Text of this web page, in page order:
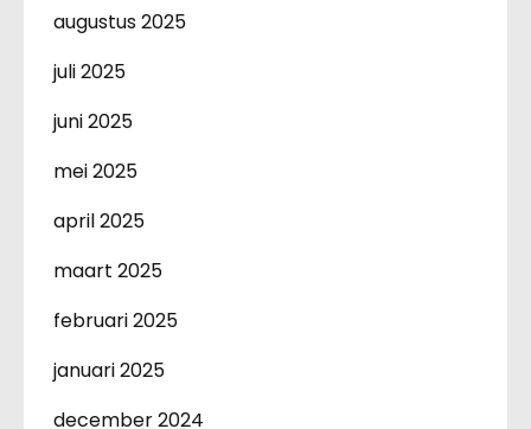
augustus 2025
juli 2025
juni 2025
mei 2025
april 2025
maart 2025
februari 2025
januari 2025
december 2024